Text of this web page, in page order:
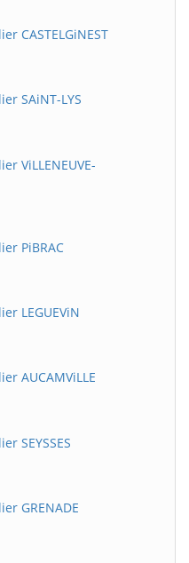
CASTELGiNEST
SAiNT-LYS
ViLLENEUVE-
PiBRAC
LEGUEViN
AUCAMViLLE
SEYSSES
GRENADE